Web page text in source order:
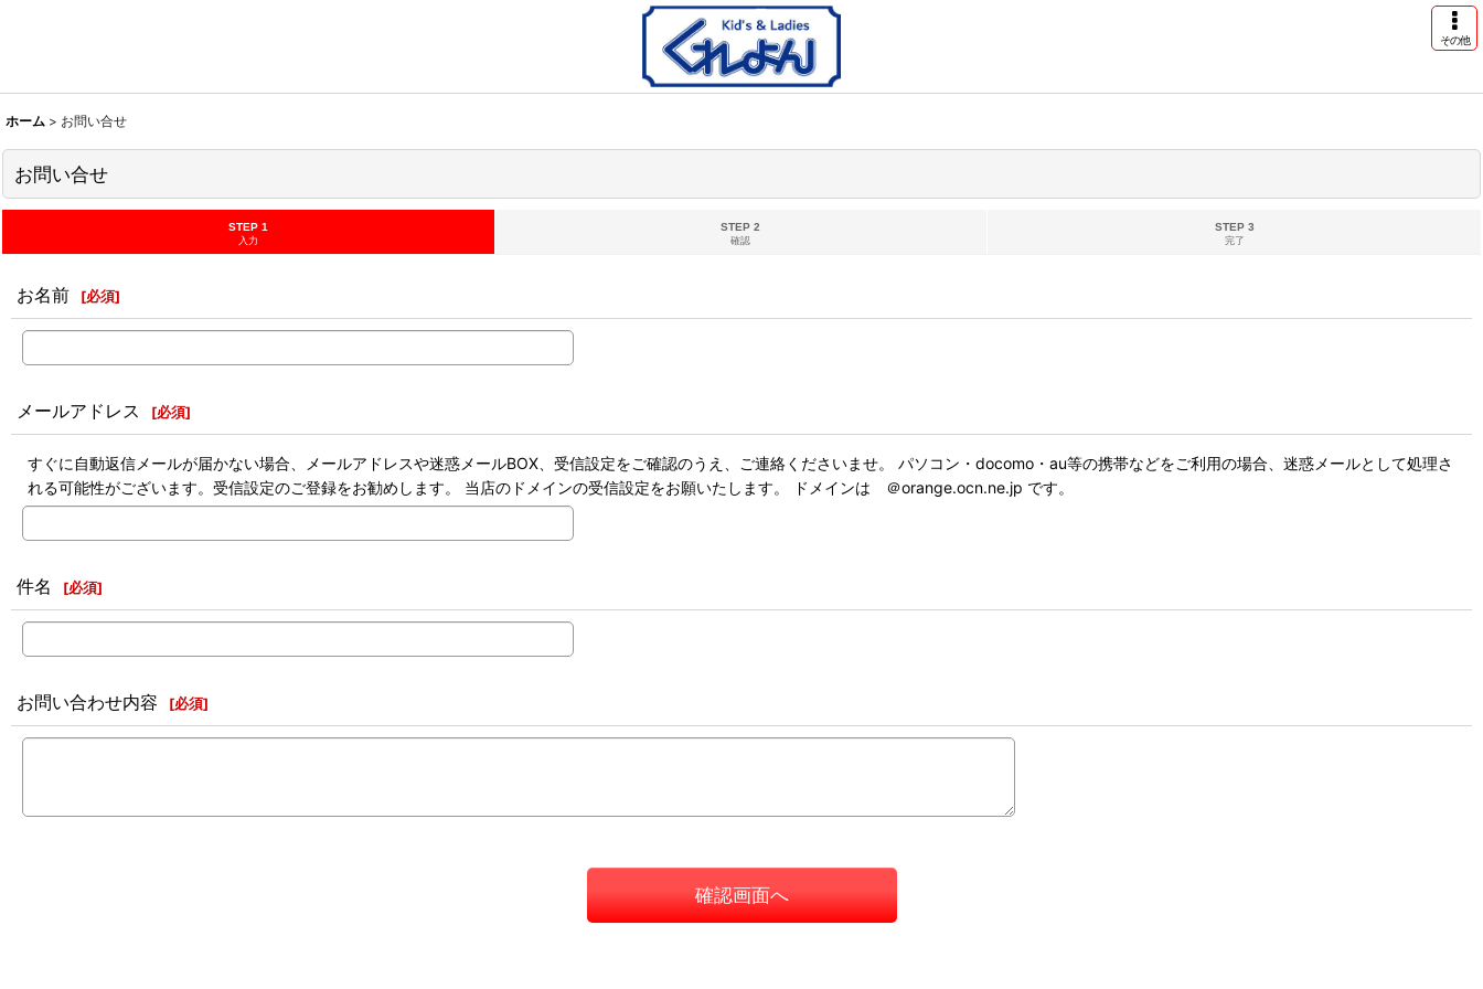
その他
ホーム > お問い合せ
お問い合せ
STEP 1
入力
STEP 2
確認
STEP 3
完了
お名前 [必須]
メールアドレス [必須]
すぐに自動返信メールが届かない場合、メールアドレスや迷惑メールBOX、受信設定をご確認のうえ、ご連絡くださいませ。 パソコン・docomo・au等の携帯などをご利用の場合、迷惑メールとして処理さ
れる可能性がございます。受信設定のご登録をお勧めします。 当店のドメインの受信設定をお願いたします。 ドメインは ＠orange.ocn.ne.jp です。
件名 [必須]
お問い合わせ内容 [必須]
確認画面へ